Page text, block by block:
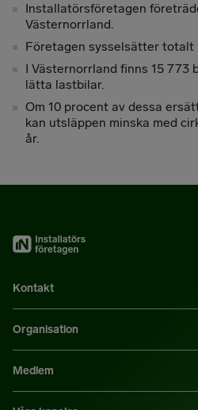
Installatörsföretagen
Västernorrland.
Företagen sysselsätter totalt
I Västernorrland finns 15 773
lätta lastbilar.
Om 10 procent av dessa
kan utsläppen minska med
år.
Kontakt
Organisation
Medlem